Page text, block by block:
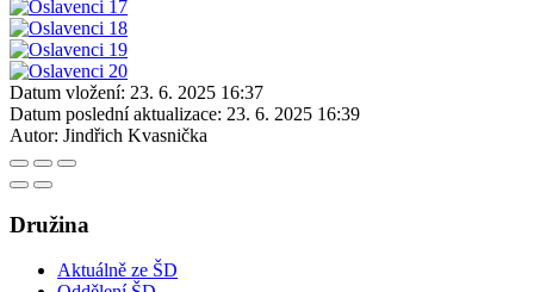
Datum vložení: 23. 6. 2025 16:37
Datum poslední aktualizace: 23. 6. 2025 16:39
Autor: Jindřich Kvasnička
Družina
Aktuálně ze ŠD